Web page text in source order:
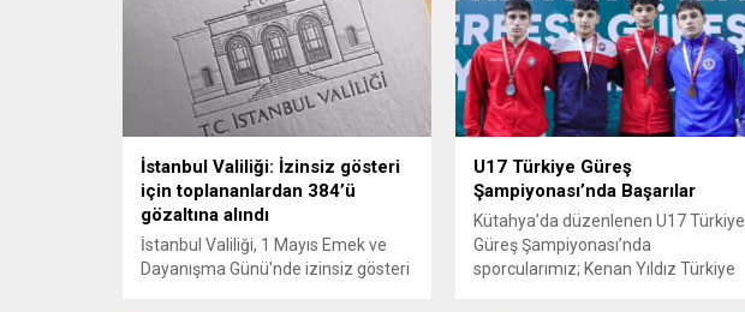
İstanbul Valiliği: İzinsiz gösteri
için toplananlardan 384’ü
gözaltına alındı
İstanbul Valiliği, 1 Mayıs Emek ve
Dayanışma Günü'nde izinsiz gösteri
U17 Türkiye Güreş
Şampiyonası’nda Başarılar
Kütahya’da düzenlenen U17 Türkiye
Güreş Şampiyonası’nda
sporcularımız; Kenan Yıldız Türkiye